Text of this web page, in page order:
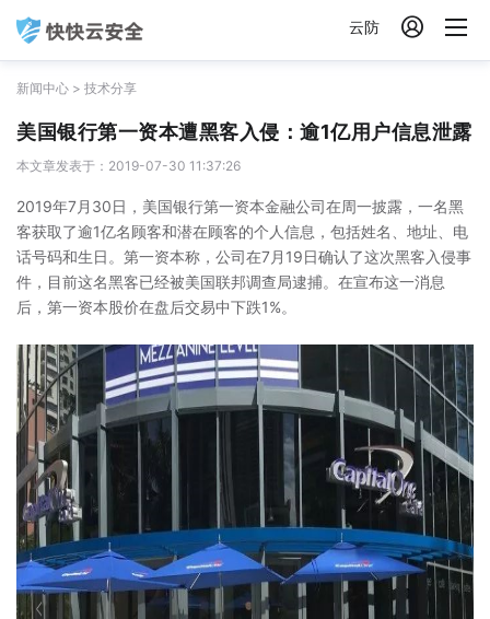
云防 
新闻中心 > 技术分享
美国银行第一资本遭黑客入侵：逾1亿用户信息泄露
本文章发表于：2019-07-30 11:37:26
2019年7月30日，美国银行第一资本金融公司在周一披露，一名黑
客获取了逾1亿名顾客和潜在顾客的个人信息，包括姓名、地址、电
话号码和生日。第一资本称，公司在7月19日确认了这次黑客入侵事
件，目前这名黑客已经被美国联邦调查局逮捕。在宣布这一消息
后，第一资本股价在盘后交易中下跌1%。